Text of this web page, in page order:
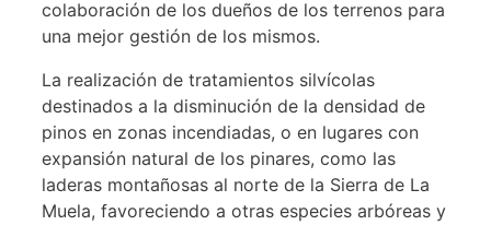
colaboración de los dueños de los terrenos para
una mejor gestión de los mismos.
La realización de tratamientos silvícolas
destinados a la disminución de la densidad de
pinos en zonas incendiadas, o en lugares con
expansión natural de los pinares, como las
laderas montañosas al norte de la Sierra de La
Muela, favoreciendo a otras especies arbóreas y